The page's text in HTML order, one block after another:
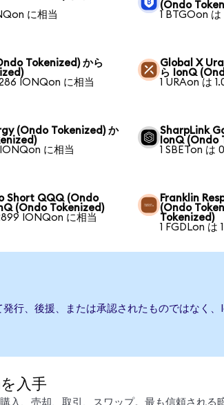
に相当
(Ondo
1 BTGOon は
Tokenized) から
IONQon に相当
Global X
ら IonQ
1 URAon は
(Ondo Tokenized) か
に相当
SharpLink
IonQ (Ondo
1 SBETon は
Short QQQ (Ondo
(Ondo Tokenized)
IONQon に相当
Franklin
(Ondo
Tokenized)
1 FGDLon は
行、後援、または承認されたものではなく
入手
入、売却、取引、スワップ。最も信頼される